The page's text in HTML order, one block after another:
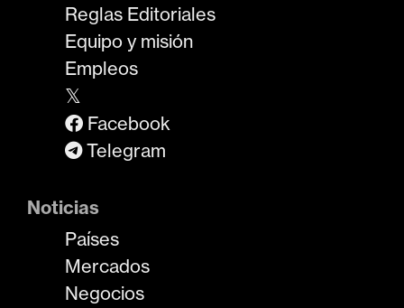
Reglas Editoriales
Equipo y misión
Empleos
𝕏
Facebook
Telegram
Noticias
Países
Mercados
Negocios